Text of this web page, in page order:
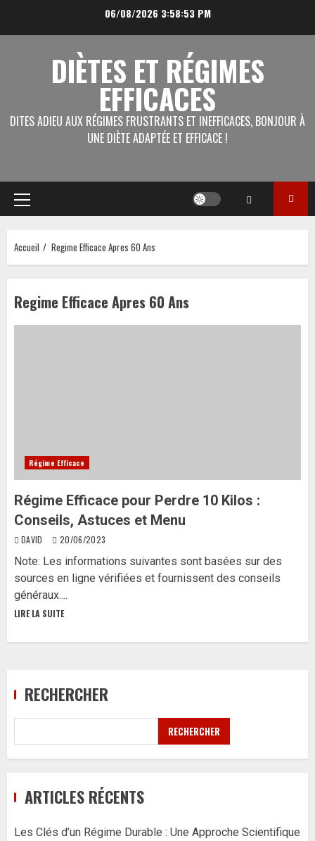
06/08/2026 3:58:53 PM
DIÈTES ET RÉGIMES
EFFICACES
DITES ADIEU AUX RÉGIMES FRUSTRANTS ET INEFFICACES, BONJOUR À
UNE DIÈTE ADAPTÉE ET EFFICACE !
Menu
principal
Accueil Regime Efficace Apres 60 Ans
Regime Efficace Apres 60 Ans
Régime Efficace
Régime Efficace pour Perdre 10 Kilos :
Conseils, Astuces et Menu
DAVID 20/06/2023
Note: Les informations suivantes sont basées sur des
sources en ligne vérifiées et fournissent des conseils
généraux....
LIRE LA SUITE
RECHERCHER
RECHERCHER
ARTICLES RÉCENTS
Les Clés d’un Régime Durable : Une Approche Scientifique